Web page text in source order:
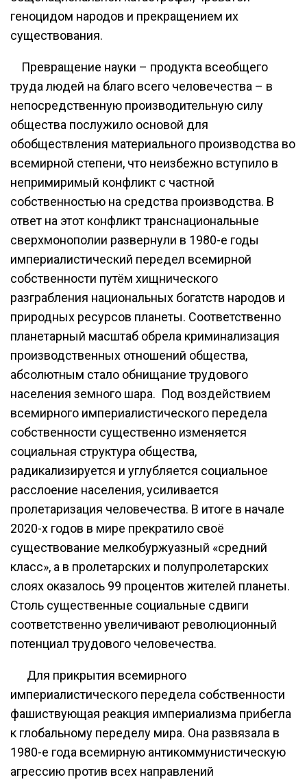
геноцидом народов и прекращением их
существования.
Превращение науки – продукта всеобщего
труда людей на благо всего человечества – в
непосредственную производительную силу
общества послужило основой для
обобществления материального производства во
всемирной степени, что неизбежно вступило в
непримиримый конфликт с частной
собственностью на средства производства. В
ответ на этот конфликт транснациональные
сверхмонополии развернули в 1980-е годы
империалистический передел всемирной
собственности путём хищнического
разграбления национальных богатств народов и
природных ресурсов планеты. Соответственно
планетарный масштаб обрела криминализация
производственных отношений общества,
абсолютным стало обнищание трудового
населения земного шара. Под воздействием
всемирного империалистического передела
собственности существенно изменяется
социальная структура общества,
радикализируется и углубляется социальное
расслоение населения, усиливается
пролетаризация человечества. В итоге в начале
2020-х годов в мире прекратило своё
существование мелкобуржуазный «средний
класс», а в пролетарских и полупролетарских
слоях оказалось 99 процентов жителей планеты.
Столь существенные социальные сдвиги
соответственно увеличивают революционный
потенциал трудового человечества.
Для прикрытия всемирного
империалистического передела собственности
фашиствующая реакция империализма прибегла
к глобальному переделу мира. Она развязала в
1980-е года всемирную антикоммунистическую
агрессию против всех направлений